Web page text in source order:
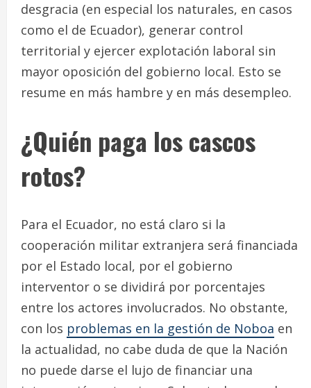
desgracia (en especial los naturales, en casos
como el de Ecuador), generar control
territorial y ejercer explotación laboral sin
mayor oposición del gobierno local. Esto se
resume en más hambre y en más desempleo.
¿Quién paga los cascos
rotos?
Para el Ecuador, no está claro si la
cooperación militar extranjera será financiada
por el Estado local, por el gobierno
interventor o se dividirá por porcentajes
entre los actores involucrados. No obstante,
con los problemas en la gestión de Noboa en
la actualidad, no cabe duda de que la Nación
no puede darse el lujo de financiar una